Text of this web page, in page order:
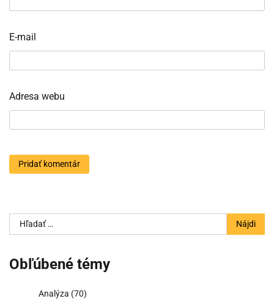
E-mail
Adresa webu
Hľadať:
Obľúbené témy
Analýza (70)